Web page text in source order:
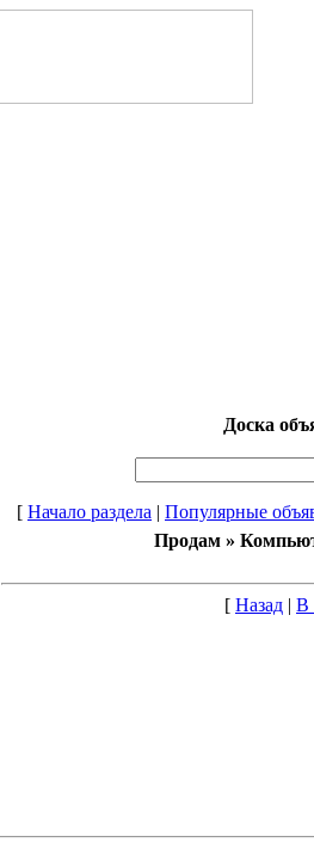
Доска
[ Начало раздела | Популярные
Продам »
[ Назад | В